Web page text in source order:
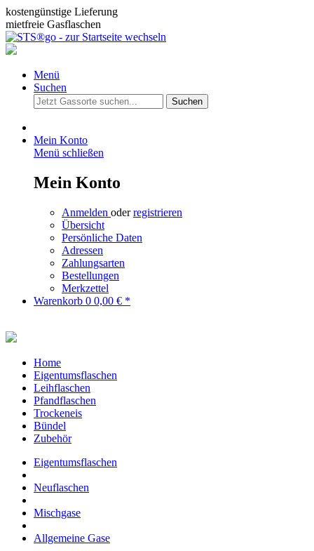
kostengünstige Lieferung
mietfreie Gasflaschen
Menü
Suchen
Suchen
Mein Konto
Menü schließen
Mein Konto
Anmelden oderregistrieren
Übersicht
Persönliche Daten
Adressen
Zahlungsarten
Bestellungen
Merkzettel
Warenkorb 0 0,00 € *
Home
Eigentumsflaschen
Leihflaschen
Pfandflaschen
Trockeneis
Bündel
Zubehör
Eigentumsflaschen
Neuflaschen
Mischgase
Allgemeine Gase